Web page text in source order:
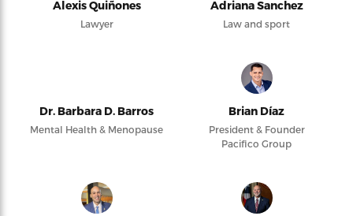
Alexis Quiñones
Lawyer
Adriana Sanchez
Law and sport
Dr. Barbara D. Barros
Mental Health & Menopause
Brian Díaz
President & Founder
Pacifico Group